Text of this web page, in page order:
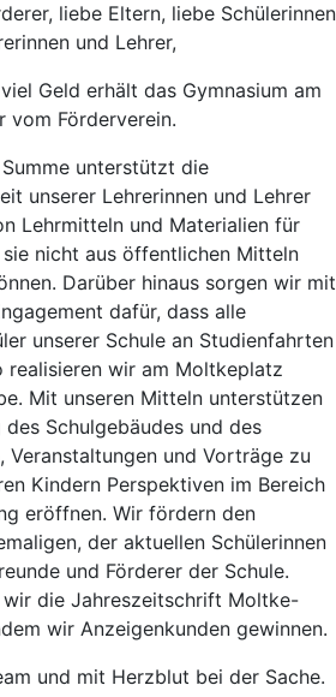
liebe Eltern, liebe Schülerinnen
und Lehrer,
Geld erhält das Gymnasium am
vom Förderverein.
unterstützt die
unserer Lehrerinnen und Lehrer
Lehrmitteln und Materialien für
nicht aus öffentlichen Mitteln
Darüber hinaus sorgen wir mit
dafür, dass alle
unserer Schule an Studienfahrten
realisieren wir am Moltkeplatz
Mit unseren Mitteln unterstützen
Schulgebäudes und des
Veranstaltungen und Vorträge zu
Kindern Perspektiven im Bereich
eröffnen. Wir fördern den
der aktuellen Schülerinnen
und Förderer der Schule.
wir die Jahreszeitschrift Moltke-
wir Anzeigenkunden gewinnen.
und mit Herzblut bei der Sache.